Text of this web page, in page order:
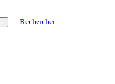
Rechercher